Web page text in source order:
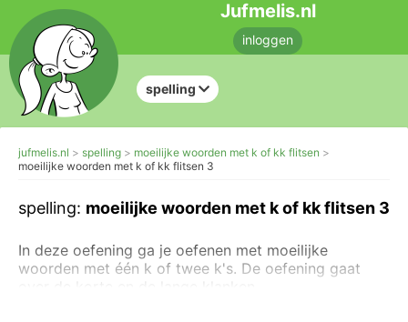
Jufmelis.nl
inloggen
spelling
jufmelis.nl spelling
moeilijke woorden met k of kk flitsen
moeilijke woorden met k of kk flitsen 3
spelling: moeilijke woorden met k of kk flitsen 3
In deze oefening ga je oefenen met moeilijke
woorden met één k of twee k's. De oefening gaat